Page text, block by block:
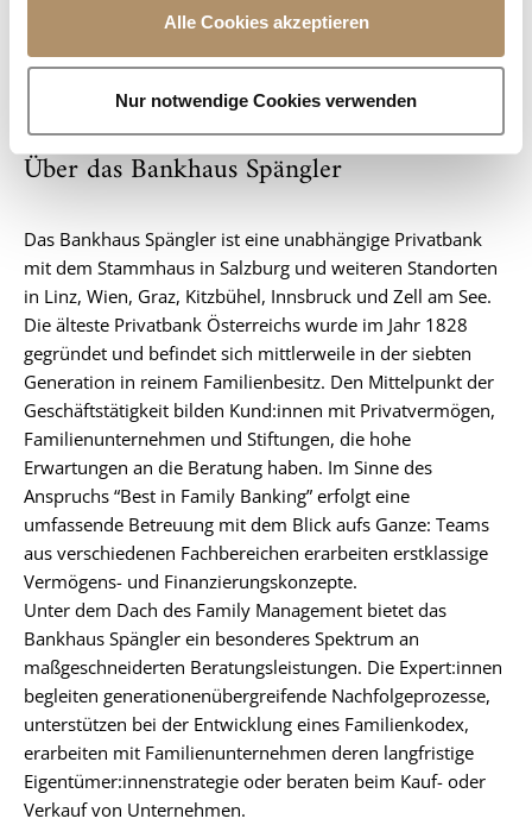
l
Alle Cookies akzeptieren
Nur notwendige Cookies verwenden
Abdruck für Pressezwecke honorarfrei
Über das Bankhaus Spängler
Das Bankhaus Spängler ist eine unabhängige Privatbank
mit dem Stammhaus in Salzburg und weiteren Standorten
in Linz, Wien, Graz, Kitzbühel, Innsbruck und Zell am See.
Die älteste Privatbank Österreichs wurde im Jahr 1828
gegründet und befindet sich mittlerweile in der siebten
Generation in reinem Familienbesitz. Den Mittelpunkt der
Geschäftstätigkeit bilden Kund:innen mit Privatvermögen,
Familienunternehmen und Stiftungen, die hohe
Erwartungen an die Beratung haben. Im Sinne des
Anspruchs “Best in Family Banking” erfolgt eine
umfassende Betreuung mit dem Blick aufs Ganze: Teams
aus verschiedenen Fachbereichen erarbeiten erstklassige
Vermögens- und Finanzierungskonzepte.
Unter dem Dach des Family Management bietet das
Bankhaus Spängler ein besonderes Spektrum an
maßgeschneiderten Beratungsleistungen. Die Expert:innen
begleiten generationenübergreifende Nachfolgeprozesse,
unterstützen bei der Entwicklung eines Familienkodex,
erarbeiten mit Familienunternehmen deren langfristige
Eigentümer:innenstrategie oder beraten beim Kauf- oder
Verkauf von Unternehmen.